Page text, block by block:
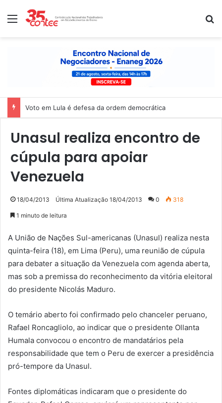
Menu
Voto em Lula é defesa da ordem democrática
Unasul realiza encontro de
cúpula para apoiar
Venezuela
18/04/2013 Última Atualização 18/04/2013 0 318
1 minuto de leitura
A União de Nações Sul-americanas (Unasul) realiza nesta
quinta-feira (18), em Lima (Peru), uma reunião de cúpula
para debater a situação da Venezuela com agenda aberta,
mas sob a premissa do reconhecimento da vitória eleitoral
do presidente Nicolás Maduro.
O temário aberto foi confirmado pelo chanceler peruano,
Rafael Roncagliolo, ao indicar que o presidente Ollanta
Humala convocou o encontro de mandatários pela
responsabilidade que tem o Peru de exercer a presidência
pró-tempore da Unasul.
Fontes diplomáticas indicaram que o presidente do